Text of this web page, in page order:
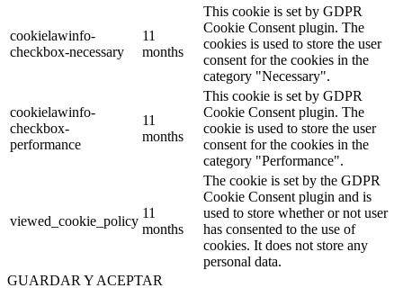
cookielawinfo-
checkbox-necessary
11
months
This cookie is set by GDPR
Cookie Consent plugin. The
cookies is used to store the user
consent for the cookies in the
category "Necessary".
cookielawinfo-
checkbox-
performance
11
months
This cookie is set by GDPR
Cookie Consent plugin. The
cookie is used to store the user
consent for the cookies in the
category "Performance".
viewed_cookie_policy
11
months
The cookie is set by the GDPR
Cookie Consent plugin and is
used to store whether or not user
has consented to the use of
cookies. It does not store any
personal data.
GUARDAR Y ACEPTAR